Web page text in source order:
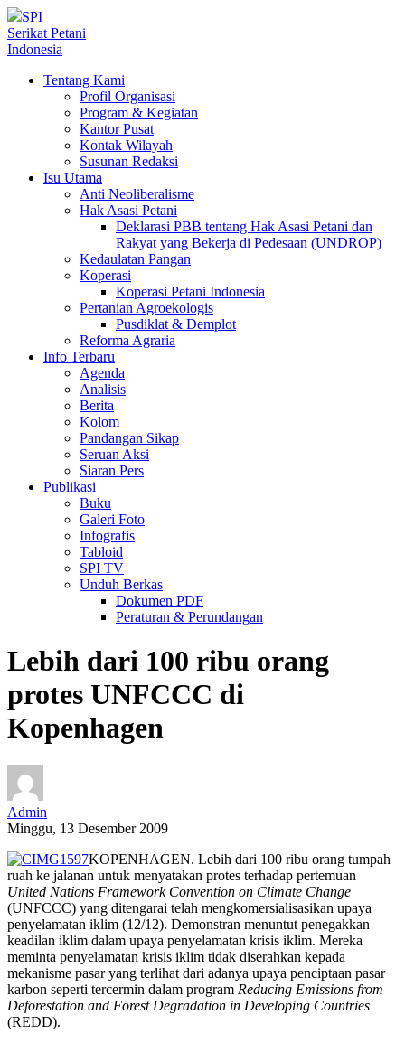
SPI
Serikat Petani
Indonesia
Tentang Kami
Profil Organisasi
Program & Kegiatan
Kantor Pusat
Kontak Wilayah
Susunan Redaksi
Isu Utama
Anti Neoliberalisme
Hak Asasi Petani
Deklarasi PBB tentang Hak Asasi Petani dan
Rakyat yang Bekerja di Pedesaan (UNDROP)
Kedaulatan Pangan
Koperasi
Koperasi Petani Indonesia
Pertanian Agroekologis
Pusdiklat & Demplot
Reforma Agraria
Info Terbaru
Agenda
Analisis
Berita
Kolom
Pandangan Sikap
Seruan Aksi
Siaran Pers
Publikasi
Buku
Galeri Foto
Infografis
Tabloid
SPI TV
Unduh Berkas
Dokumen PDF
Peraturan & Perundangan
Lebih dari 100 ribu orang
protes UNFCCC di
Kopenhagen
Admin
Minggu, 13 Desember 2009
KOPENHAGEN. Lebih dari 100 ribu orang tumpah
ruah ke jalanan untuk menyatakan protes terhadap pertemuan
United Nations Framework Convention on Climate Change
(UNFCCC) yang ditengarai telah mengkomersialisasikan upaya
penyelamatan iklim (12/12). Demonstran menuntut penegakkan
keadilan iklim dalam upaya penyelamatan krisis iklim. Mereka
meminta penyelamatan krisis iklim tidak diserahkan kepada
mekanisme pasar yang terlihat dari adanya upaya penciptaan pasar
karbon seperti tercermin dalam program Reducing Emissions from
Deforestation and Forest Degradation in Developing Countries
(REDD).